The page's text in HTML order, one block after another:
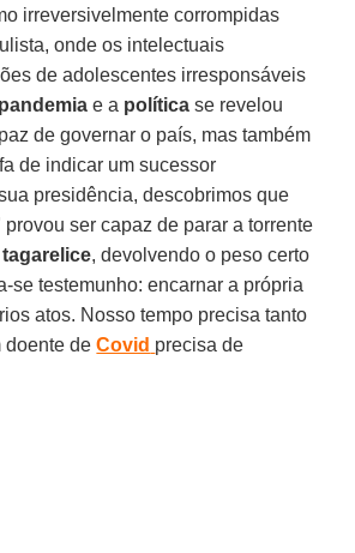
irreversivelmente corrompidas
onde os intelectuais
de adolescentes irresponsáveis
pandemia e a política se revelou
de governar o país, mas também
de indicar um sucessor
presidência, descobrimos que
ser capaz de parar a torrente
tagarelice, devolvendo o peso certo
se testemunho: encarnar a própria
atos. Nosso tempo precisa tanto
doente deCovid precisa de